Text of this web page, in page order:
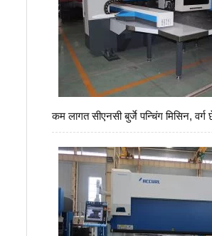
कम लागत सीएनसी बुर्जे पन्चिंग मिसिन,